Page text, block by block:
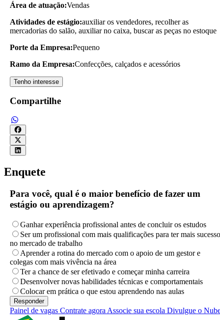
Área de atuação:Vendas
Atividades de estágio:auxiliar os vendedores, recolher as
mercadorias do salão, auxiliar no caixa, buscar as peças no estoque
Porte da Empresa:Pequeno
Ramo da Empresa:Confecções, calçados e acessórios
Tenho interesse
Compartilhe
Enquete
Para você, qual é o maior benefício de fazer um
estágio ou aprendizagem?
Ganhar experiência profissional antes de concluir os estudos
Ser um profissional com mais qualificações para ter mais sucesso
no mercado de trabalho
Aprender a rotina do mercado com o apoio de um gestor e
colegas com mais vivência na área
Ter a chance de ser efetivado e começar minha carreira
Desenvolver novas habilidades técnicas e comportamentais
Colocar em prática o que estou aprendendo nas aulas
Painel de vagas Contrate agora Associe sua escola Divulgue o